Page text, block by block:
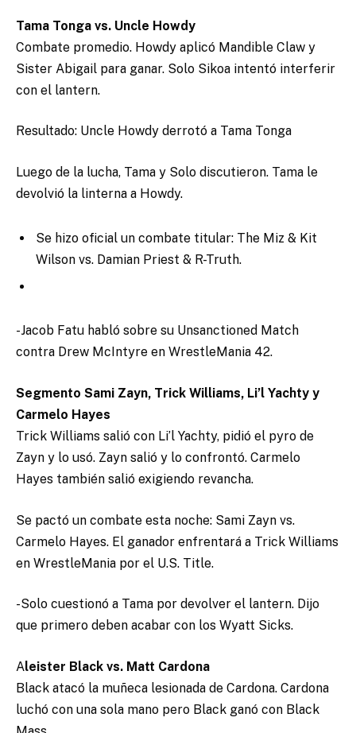
Tama Tonga vs. Uncle Howdy
Combate promedio. Howdy aplicó Mandible Claw y
Sister Abigail para ganar. Solo Sikoa intentó interferir
con el lantern.
Resultado: Uncle Howdy derrotó a Tama Tonga
Luego de la lucha, Tama y Solo discutieron. Tama le
devolvió la linterna a Howdy.
Se hizo oficial un combate titular: The Miz & Kit
Wilson vs. Damian Priest & R-Truth.
-Jacob Fatu habló sobre su Unsanctioned Match
contra Drew McIntyre en WrestleMania 42.
Segmento Sami Zayn, Trick Williams, Li’l Yachty y
Carmelo Hayes
Trick Williams salió con Li’l Yachty, pidió el pyro de
Zayn y lo usó. Zayn salió y lo confrontó. Carmelo
Hayes también salió exigiendo revancha.
Se pactó un combate esta noche: Sami Zayn vs.
Carmelo Hayes. El ganador enfrentará a Trick Williams
en WrestleMania por el U.S. Title.
-Solo cuestionó a Tama por devolver el lantern. Dijo
que primero deben acabar con los Wyatt Sicks.
Aleister Black vs. Matt Cardona
Black atacó la muñeca lesionada de Cardona. Cardona
luchó con una sola mano pero Black ganó con Black